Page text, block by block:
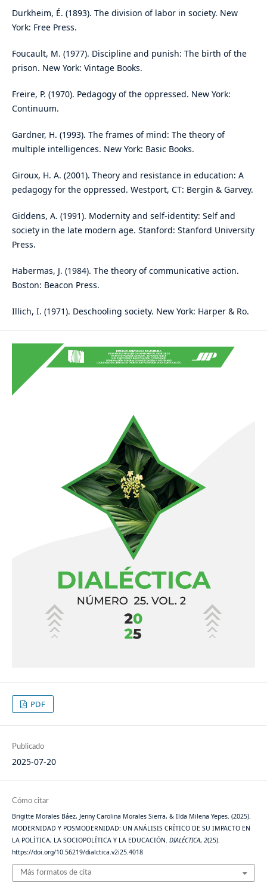
Durkheim, É. (1893). The division of labor in society. New
York: Free Press.
Foucault, M. (1977). Discipline and punish: The birth of the
prison. New York: Vintage Books.
Freire, P. (1970). Pedagogy of the oppressed. New York:
Continuum.
Gardner, H. (1993). The frames of mind: The theory of
multiple intelligences. New York: Basic Books.
Giroux, H. A. (2001). Theory and resistance in education: A
pedagogy for the oppressed. Westport, CT: Bergin & Garvey.
Giddens, A. (1991). Modernity and self-identity: Self and
society in the late modern age. Stanford: Stanford University
Press.
Habermas, J. (1984). The theory of communicative action.
Boston: Beacon Press.
Illich, I. (1971). Deschooling society. New York: Harper & Ro.
PDF
Publicado
2025-07-20
Cómo citar
Brigitte Morales Báez, Jenny Carolina Morales Sierra, & Ilda Milena Yepes. (2025).
MODERNIDAD Y POSMODERNIDAD: UN ANÁLISIS CRÍTICO DE SU IMPACTO EN
LA POLÍTICA, LA SOCIOPOLÍTICA Y LA EDUCACIÓN. DIALÉCTICA, 2(25).
https://doi.org/10.56219/dialctica.v2i25.4018
Más formatos de cita